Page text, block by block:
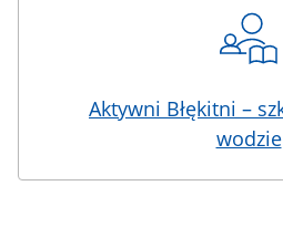
Aktywni Błękitni –
wodzie